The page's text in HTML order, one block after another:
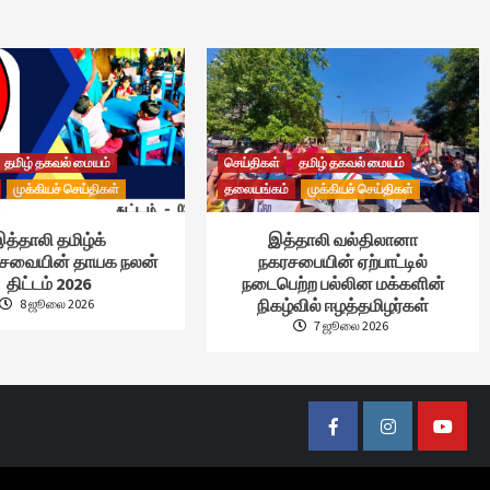
தமிழ் தகவல் மையம்
முக்கியச் செய்திகள்
தமிழ்க்
தாயக நலன்
திட்டம் 2026
8 ஜூலை 2026
செய்திகள்
தமிழ் தகவல் மையம்
தலையங்கம்
முக்கியச் செய்திகள்
இத்தாலி வல்திலானா
நகரசபையின் ஏற்பாட்டில்
நடைபெற்ற பல்லின மக்களின்
நிகழ்வில் ஈழத்தமிழர்கள்
7 ஜூலை 2026
FacebookInstagram